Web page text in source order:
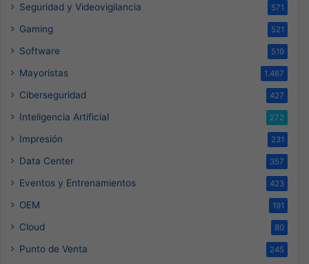
Seguridad y Videovigilancia 571
Gaming 521
Software 519
Mayoristas 1.467
Ciberseguridad 427
Inteligencia Artificial 272
Impresión 231
Data Center 357
Eventos y Entrenamientos 423
OEM 191
Cloud 80
Punto de Venta 245